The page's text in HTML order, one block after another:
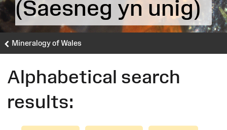
(Saesneg yn unig)
Mineralogy of Wales
Alphabetical search
results: